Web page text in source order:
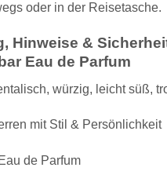
oder in der Reisetasche.
Hinweise &
Eau de Parfum
würzig, leicht süß,
mit Stil & Persönlichkeit
de Parfum